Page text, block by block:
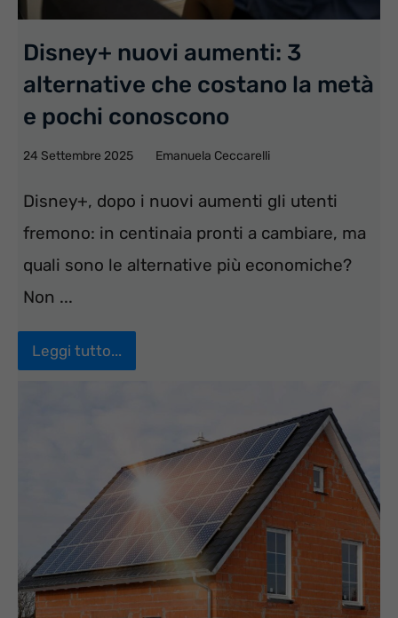
Disney+ nuovi aumenti: 3
alternative che costano la metà
e pochi conoscono
24 Settembre 2025 Emanuela Ceccarelli
Disney+, dopo i nuovi aumenti gli utenti
fremono: in centinaia pronti a cambiare, ma
quali sono le alternative più economiche?
Non ...
Leggi tutto...